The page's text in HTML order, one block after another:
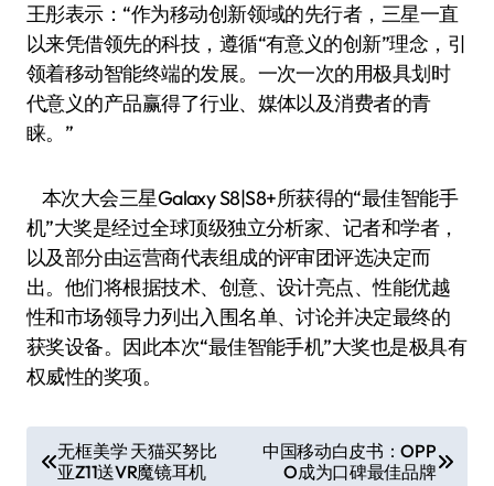
王彤表示：“作为移动创新领域的先行者，三星一直
以来凭借领先的科技，遵循“有意义的创新”理念，引
领着移动智能终端的发展。一次一次的用极具划时
代意义的产品赢得了行业、媒体以及消费者的青
睐。”
本次大会三星Galaxy S8|S8+所获得的“最佳智能手
机”大奖是经过全球顶级独立分析家、记者和学者，
以及部分由运营商代表组成的评审团评选决定而
出。他们将根据技术、创意、设计亮点、性能优越
性和市场领导力列出入围名单、讨论并决定最终的
获奖设备。因此本次“最佳智能手机”大奖也是极具有
权威性的奖项。
无框美学 天猫买努比
亚Z11送VR魔镜耳机
中国移动白皮书：OPP
O成为口碑最佳品牌